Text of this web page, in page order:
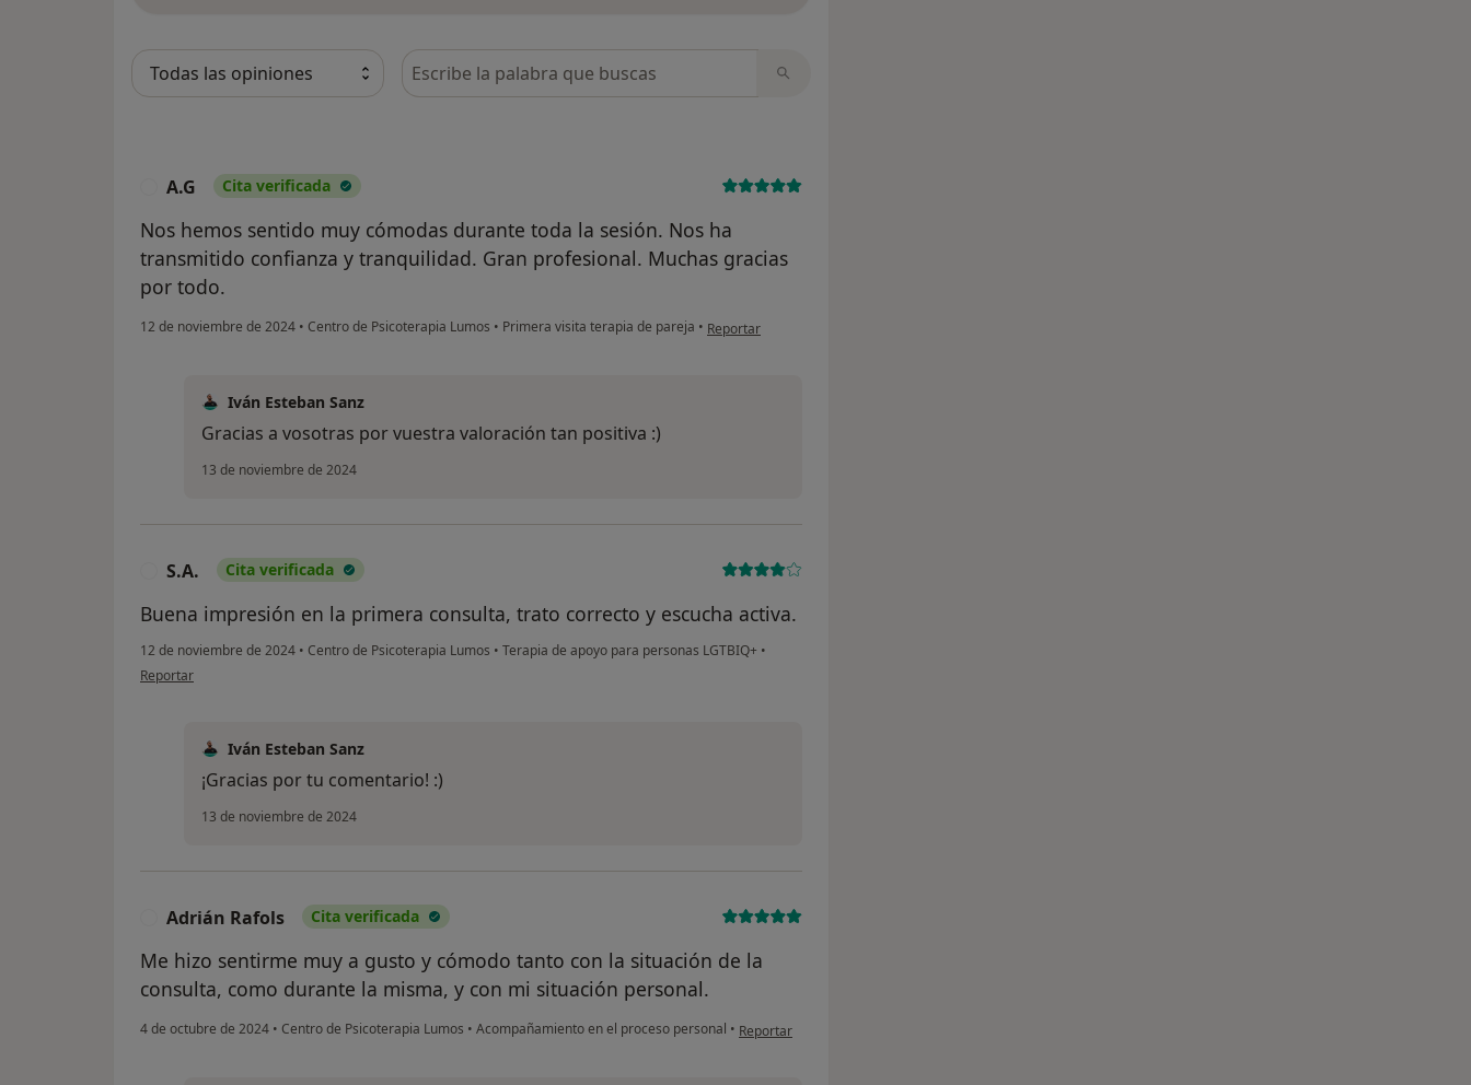
Busca en opiniones
A.G Cita verificada
Nos hemos sentido muy cómodas durante toda la sesión. Nos ha
transmitido confianza y tranquilidad. Gran profesional. Muchas gracias
por todo.
12 de noviembre de 2024 • Centro de Psicoterapia Lumos • Primera visita terapia de pareja • en opinión del usuario A.G
Reportar
Iván Esteban Sanz
Gracias a vosotras por vuestra valoración tan positiva :)
13 de noviembre de 2024
S.A. Cita verificada
Buena impresión en la primera consulta, trato correcto y escucha activa.
12 de noviembre de 2024 • Centro de Psicoterapia Lumos • Terapia de apoyo para personas LGTBIQ+ •
en opinión del usuario S.A.
Reportar
Iván Esteban Sanz
¡Gracias por tu comentario! :)
13 de noviembre de 2024
Adrián Rafols Cita verificada
Me hizo sentirme muy a gusto y cómodo tanto con la situación de la
consulta, como durante la misma, y con mi situación personal.
4 de octubre de 2024 • Centro de Psicoterapia Lumos • Acompañamiento en el proceso personal • en opinión del usuario Adrián Rafols
Reportar